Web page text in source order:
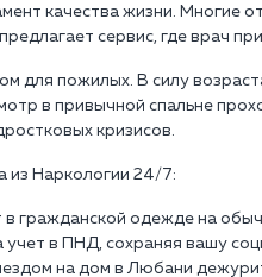
качества жизни. Многие
сервис, где врач
для пожилых. В силу
в привычной спальне
кризисов.
из Наркологии 24/7:
гражданской одежде на
учет в ПНД, сохраняя вашу
на дом в Любани